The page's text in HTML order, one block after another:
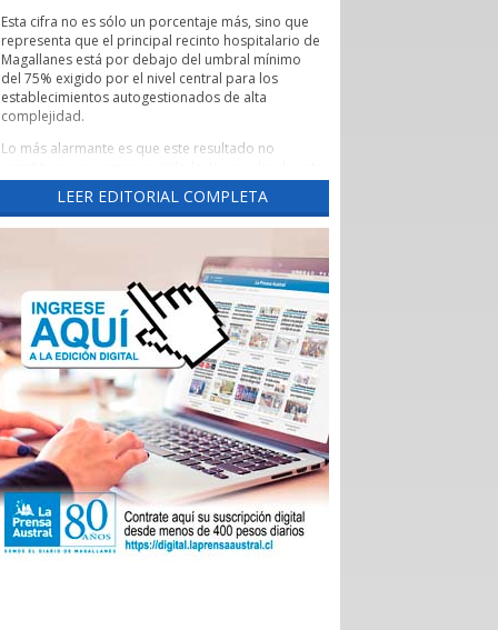
Esta cifra no es sólo un porcentaje más, sino que
representa que el principal recinto hospitalario de
Magallanes está por debajo del umbral mínimo
del 75% exigido por el nivel central para los
establecimientos autogestionados de alta
complejidad.
Lo más alarmante es que este resultado no
año este diario había advertido una tendencia
preocupante, cuando un reporte de la Evaluación
de los Establecimientos Autogestionados en Red
región con un crítico 65,3% de cumplimiento al
corte de abril de 2026.
Un aspecto preocupante de aquel reporte fue la
brusca caída del indicador las Garantías Explícitas
de Salud (Ges), que otorga cobertura obligatoria a
través de Fonasa e Isapres para 90 problemas de
sanitarios, “asegurando” derechos claros de
atención médica.
Durante el año pasado, este indicador se mantuvo
en alrededor del 90%, pero cayó de 92,7% en
noviembre a 74% en diciembre, para desplomarse
a 34,3% en enero.
En aquella ocasión, las autoridades locales
atribuyeron el deterioro a problemas
LEER EDITORIAL COMPLETA